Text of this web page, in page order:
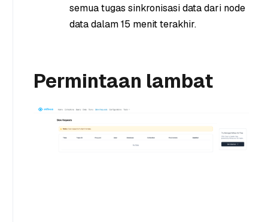
semua tugas sinkronisasi data dari node
data dalam 15 menit terakhir.
Permintaan lambat